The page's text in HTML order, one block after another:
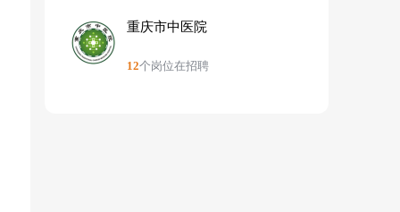
重庆市中医院
12个岗位在招聘